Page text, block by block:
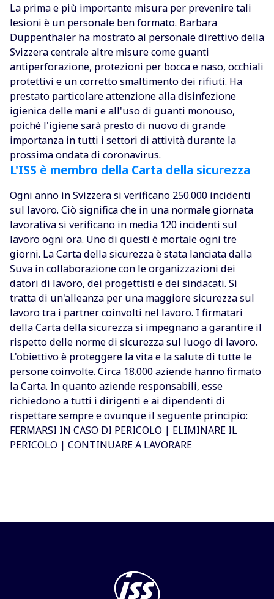
La prima e più importante misura per prevenire tali
lesioni è un personale ben formato. Barbara
Duppenthaler ha mostrato al personale direttivo della
Svizzera centrale altre misure come guanti
antiperforazione, protezioni per bocca e naso, occhiali
protettivi e un corretto smaltimento dei rifiuti. Ha
prestato particolare attenzione alla disinfezione
igienica delle mani e all'uso di guanti monouso,
poiché l'igiene sarà presto di nuovo di grande
importanza in tutti i settori di attività durante la
prossima ondata di coronavirus.
L'ISS è membro della Carta della sicurezza
Ogni anno in Svizzera si verificano 250.000 incidenti
sul lavoro. Ciò significa che in una normale giornata
lavorativa si verificano in media 120 incidenti sul
lavoro ogni ora. Uno di questi è mortale ogni tre
giorni. La Carta della sicurezza è stata lanciata dalla
Suva in collaborazione con le organizzazioni dei
datori di lavoro, dei progettisti e dei sindacati. Si
tratta di un'alleanza per una maggiore sicurezza sul
lavoro tra i partner coinvolti nel lavoro. I firmatari
della Carta della sicurezza si impegnano a garantire il
rispetto delle norme di sicurezza sul luogo di lavoro.
L'obiettivo è proteggere la vita e la salute di tutte le
persone coinvolte. Circa 18.000 aziende hanno firmato
la Carta. In quanto aziende responsabili, esse
richiedono a tutti i dirigenti e ai dipendenti di
rispettare sempre e ovunque il seguente principio:
FERMARSI IN CASO DI PERICOLO | ELIMINARE IL
PERICOLO | CONTINUARE A LAVORARE